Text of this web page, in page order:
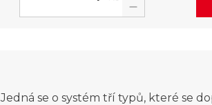
Jedná se o systém tří typů, které se